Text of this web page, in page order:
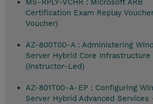
MS-RPLY-VCHR : Microsoft ARB
Certification Exam Replay
Voucher)
AZ-800T00-A : Administering
Server Hybrid Core Infrastructure
(Instructor-Led)
AZ-801T00-A-EP : Configuring
Server Hybrid Advanced Services